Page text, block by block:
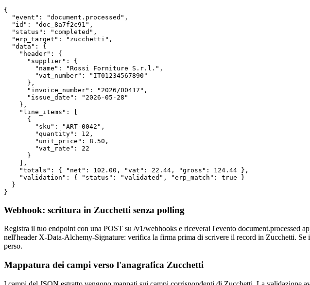
{
  "event": "document.processed",
  "id": "doc_8a7f2c91",
  "status": "completed",
  "erp_target": "zucchetti",
  "data": {
    "header": {
      "supplier": {
        "name": "Rossi Forniture S.r.l.",
        "vat_number": "IT01234567890"
      },
      "invoice_number": "2026/00417",
      "issue_date": "2026-05-28"
    },
    "line_items": [
      {
        "sku": "ART-0042",
        "quantity": 12,
        "unit_price": 8.50,
        "vat_rate": 22
      }
    ],
    "totals": { "net": 102.00, "vat": 22.44, "gross": 124.44 },
    "validation": { "status": "validated", "erp_match": true }
  }
}
Webhook: scrittura in Zucchetti senza polling
Registra il tuo endpoint con una POST su /v1/webhooks e riceverai l'evento
nell'header X-Data-Alchemy-Signature: verifica la firma prima di scrivere il record in Zucchetti.
perso.
Mappatura dei campi verso l'anagrafica Zucchetti